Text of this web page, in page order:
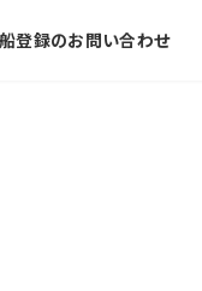
登録のお問い合わせ